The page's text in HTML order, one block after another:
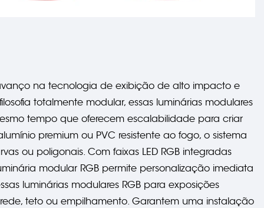
na tecnologia de exibição de alto impacto e
totalmente modular, essas luminárias modulares
tempo que oferecem escalabilidade para criar
premium ou PVC resistente ao fogo, o sistema
ou poligonais. Com faixas LED RGB integradas
modular RGB permite personalização imediata
luminárias modulares RGB para exposições
teto ou empilhamento. Garantem uma instalação